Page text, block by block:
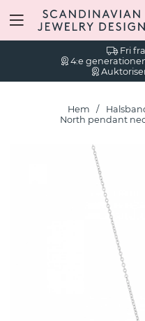
Fri
4:e
Hem
North pendant